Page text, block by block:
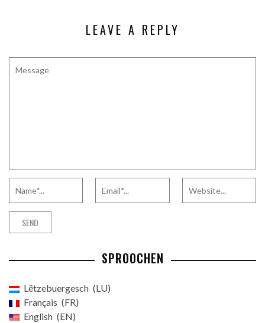
LEAVE A REPLY
SPROOCHEN
Lëtzebuergesch
LU
Français
FR
English
EN